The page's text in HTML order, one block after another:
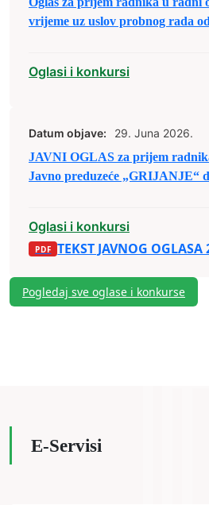
vrijeme uz uslov probnog rada
Oglasi i konkursi
Datum objave:
29. Juna 2026.
JAVNI OGLAS za prijem
Javno preduzeće „GRIJANJE“
Oglasi i konkursi
TEKST JAVNOG OGLASA
Pogledaj sve oglase i konkurse
E-Servisi